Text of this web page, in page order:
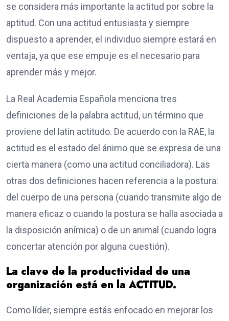
se considera más importante la actitud por sobre la
aptitud. Con una actitud entusiasta y siempre
dispuesto a aprender, el individuo siempre estará en
ventaja, ya que ese empuje es el necesario para
aprender más y mejor.
La Real Academia Española menciona tres
definiciones de la palabra actitud, un término que
proviene del latín actitudo. De acuerdo con la RAE, la
actitud es el estado del ánimo que se expresa de una
cierta manera (como una actitud conciliadora). Las
otras dos definiciones hacen referencia a la postura:
del cuerpo de una persona (cuando transmite algo de
manera eficaz o cuando la postura se halla asociada a
la disposición anímica) o de un animal (cuando logra
concertar atención por alguna cuestión).
La clave de la productividad de una
organización está en la ACTITUD.
Como líder, siempre estás enfocado en mejorar los